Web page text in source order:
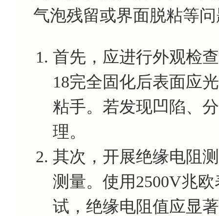
气泡残留或界面脱粘等
首先，应进行外观检
18完全固化后表面应
粘手。若发现凹陷、
理。
其次，开展绝缘电阻
测量。使用2500V兆
试，绝缘电阻值应显